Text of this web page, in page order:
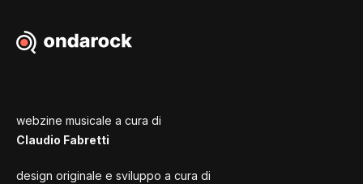
webzine musicale a cura di
Claudio Fabretti
design originale e sviluppo a cura di